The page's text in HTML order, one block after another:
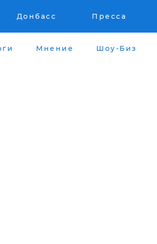
Донбасс Пресса
Мнение Шоу-Биз